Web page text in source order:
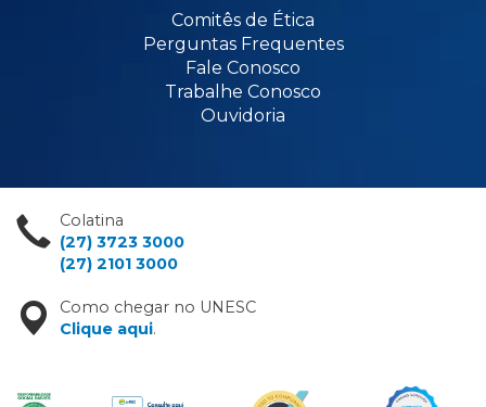
Comitês de Ética
Perguntas Frequentes
Fale Conosco
Trabalhe Conosco
Ouvidoria
Colatina
(27) 3723 3000
(27) 2101 3000
Como chegar no UNESC
Clique aqui.